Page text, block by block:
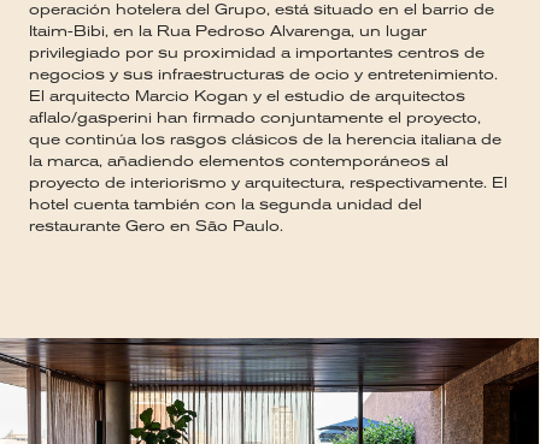
operación hotelera del Grupo, está situado en el barrio de
Itaim-Bibi, en la Rua Pedroso Alvarenga, un lugar
privilegiado por su proximidad a importantes centros de
negocios y sus infraestructuras de ocio y entretenimiento.
El arquitecto Marcio Kogan y el estudio de arquitectos
aflalo/gasperini han firmado conjuntamente el proyecto,
que continúa los rasgos clásicos de la herencia italiana de
la marca, añadiendo elementos contemporáneos al
proyecto de interiorismo y arquitectura, respectivamente. El
hotel cuenta también con la segunda unidad del
restaurante Gero en São Paulo.